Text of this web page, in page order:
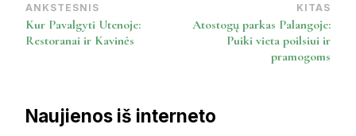
Post
Navigation
ANKSTESNIS
Kur Pavalgyti Utenoje:
Restoranai ir Kavinės
KITAS
Atostogų parkas Palangoje:
Puiki vieta poilsiui ir
pramogoms
Naujienos iš interneto